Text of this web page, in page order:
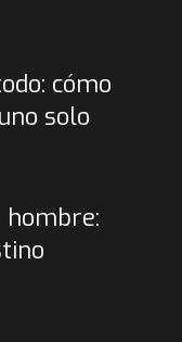
cómo
solo
hombre: